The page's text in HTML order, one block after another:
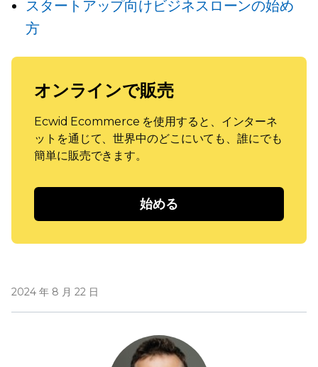
スタートアップ向けビジネスローンの始め
方
オンラインで販売
Ecwid Ecommerce を使用すると、インターネ
ットを通じて、世界中のどこにいても、誰にでも
簡単に販売できます。
始める
2024 年 8 月 22 日